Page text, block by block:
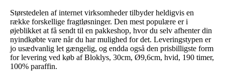
Størstedelen af internet virksomheder tilbyder heldigvis en
række forskellige fragtløsninger. Den mest populære er i
øjeblikket at få sendt til en pakkeshop, hvor du selv afhenter din
nyindkøbte vare når du har mulighed for det. Leveringstypen er
jo usædvanlig let gængelig, og endda også den prisbilligste form
for levering ved køb af Bloklys, 30cm, Ø9,6cm, hvid, 190 timer,
100% paraffin.